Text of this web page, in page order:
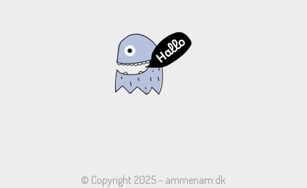
© Copyright 2025 – ammenam.dk